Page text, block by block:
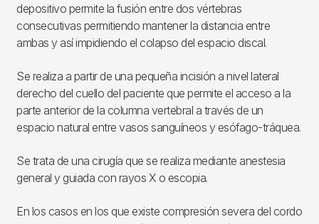
depositivo permite la fusión entre dos vértebras
consecutivas permitiendo mantener la distancia entre
ambas y así impidiendo el colapso del espacio discal.
Se realiza a partir de una pequeña incisión a nivel lateral
derecho del cuello del paciente que permite el acceso a la
parte anterior de la columna vertebral a través de un
espacio natural entre vasos sanguíneos y esófago-tráquea.
Se trata de una cirugía que se realiza mediante anestesia
general y guiada con rayos X o escopia.
En los casos en los que existe compresión severa del cordo